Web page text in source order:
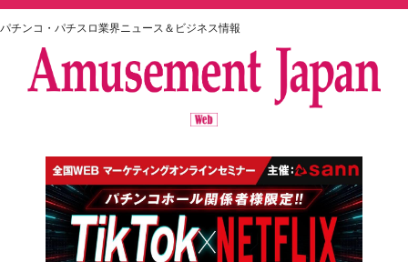
パチンコ・パチスロ業界ニュース＆ビジネス情報